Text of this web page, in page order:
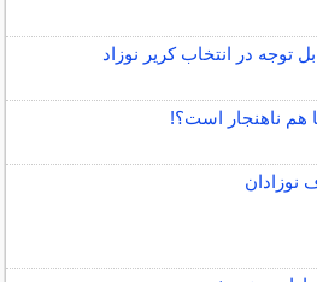
توجه در انتخاب کریر نوزاد
هم ناهنجار است؟!
نوزادان